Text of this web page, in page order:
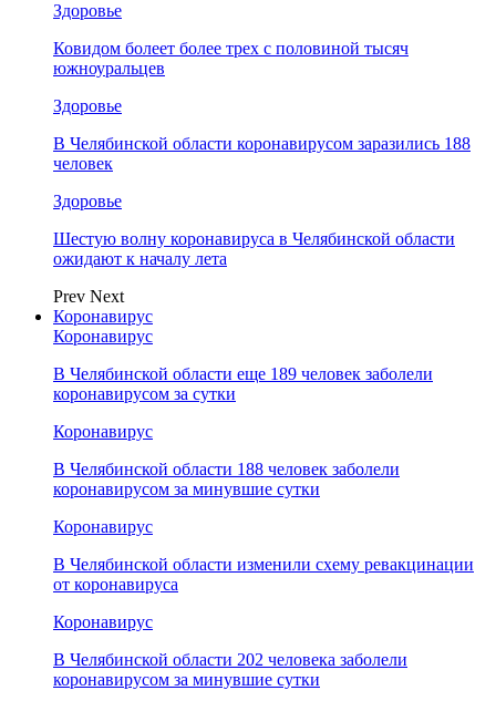
Здоровье
Ковидом болеет более трех с половиной тысяч
южноуральцев
Здоровье
В Челябинской области коронавирусом заразились 188
человек
Здоровье
Шестую волну коронавируса в Челябинской области
ожидают к началу лета
Prev Next
Коронавирус
Коронавирус
В Челябинской области еще 189 человек заболели
коронавирусом за сутки
Коронавирус
В Челябинской области 188 человек заболели
коронавирусом за минувшие сутки
Коронавирус
В Челябинской области изменили схему ревакцинации
от коронавируса
Коронавирус
В Челябинской области 202 человека заболели
коронавирусом за минувшие сутки